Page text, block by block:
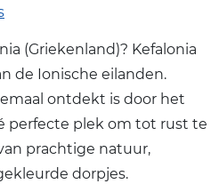
(Griekenland)? Kefalonia
de Ionische eilanden.
ontdekt is door het
perfecte plek om tot rust te
prachtige natuur,
dorpjes.